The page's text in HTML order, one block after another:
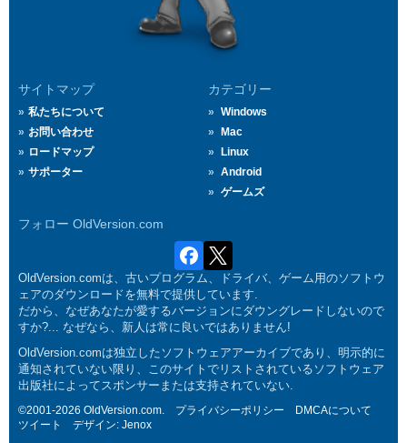
サイトマップ
私たちについて
お問い合わせ
ロードマップ
サポーター
カテゴリー
Windows
Mac
Linux
Android
ゲームズ
フォロー OldVersion.com
OldVersion.comは、古いプログラム、ドライバ、ゲーム用のソフトウ
ェアのダウンロードを無料で提供しています.
だから、なぜあなたが愛するバージョンにダウングレードしないので
すか?... なぜなら、新人は常に良いではありません!
OldVersion.comは独立したソフトウェアアーカイブであり、明示的に
通知されていない限り、このサイトでリストされているソフトウェア
出版社によってスポンサーまたは支持されていない.
©2001-2026 OldVersion.com. プライバシーポリシー
DMCAについて
ツイート
デザイン: Jenox